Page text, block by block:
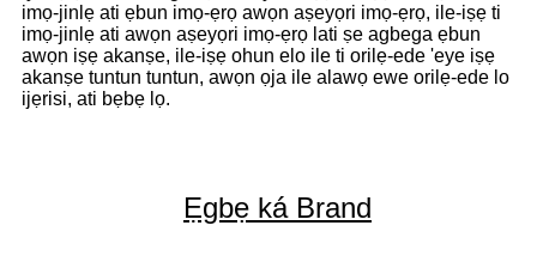
imọ-jinlẹ ati ẹbun imọ-ẹrọ awọn aṣeyọri imọ-ẹrọ, ile-iṣẹ ti
imọ-jinlẹ ati awọn aṣeyọri imọ-ẹrọ lati ṣe agbega ẹbun
awọn iṣẹ akanṣe, ile-iṣẹ ohun elo ile ti orilẹ-ede 'eye iṣẹ
akanṣe tuntun tuntun, awọn ọja ile alawọ ewe orilẹ-ede lo
ijẹrisi, ati bẹbẹ lọ.
Ẹgbẹ ká Brand